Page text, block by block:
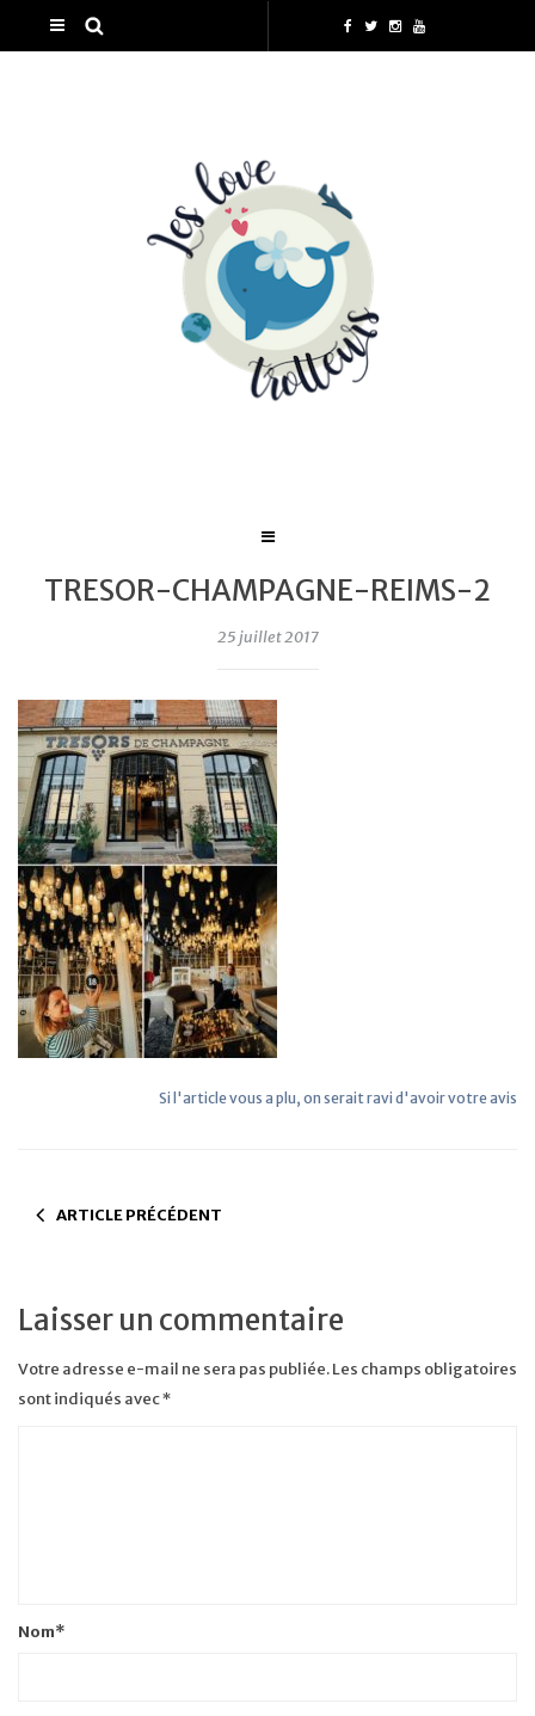
TRESOR-CHAMPAGNE-REIMS-2
25 juillet 2017
Si l'article vous a plu, on serait ravi d'avoir votre avis
ARTICLE PRÉCÉDENT
Laisser un commentaire
Votre adresse e-mail ne sera pas publiée.Les champs obligatoires
sont indiqués avec*
Nom*